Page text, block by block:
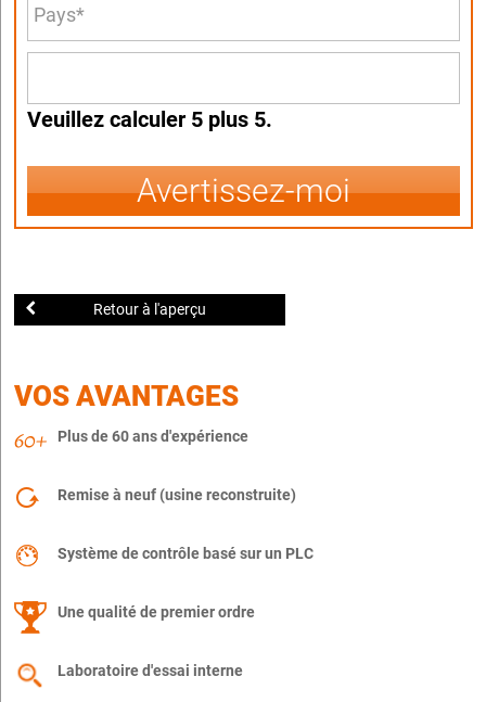
Veuillez calculer 5 plus 5.
Avertissez-moi
Retour à l'aperçu
VOS AVANTAGES
Plus de 60 ans d'expérience
Remise à neuf (usine reconstruite)
Système de contrôle basé sur un PLC
Une qualité de premier ordre
Laboratoire d'essai interne